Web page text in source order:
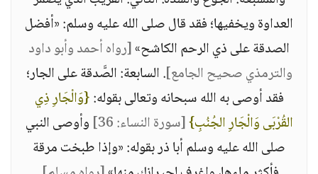
العداوة ويخفيها؛ فقد قال صلى الله عليه وسلم: «أفضل
الصدقة على ذي الرحم الكاشح»[رواه أحمد وأبو داود
والترمذي صحيح الجامع]. السابعة: الصَّدقة على الجار؛
فقد أوصى به الله سبحانه وتعالى بقوله:{وَالْجَارِ ذِي
القُرْبَى وَالْجَارِ الجُنُبِ}[سورة النساء: 36]
وأوصى النبي
صلى الله عليه وسلم أبا ذر بقوله: «وإذا طبخت مرقة